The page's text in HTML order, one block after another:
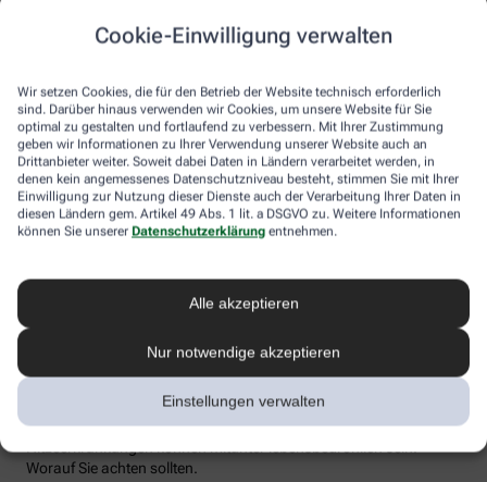
Cookie-Einwilligung verwalten
Wir setzen Cookies, die für den Betrieb der Website technisch erforderlich
sind. Darüber hinaus verwenden wir Cookies, um unsere Website für Sie
optimal zu gestalten und fortlaufend zu verbessern. Mit Ihrer Zustimmung
geben wir Informationen zu Ihrer Verwendung unserer Website auch an
Drittanbieter weiter. Soweit dabei Daten in Ländern verarbeitet werden, in
denen kein angemessenes Datenschutzniveau besteht, stimmen Sie mit Ihrer
Einwilligung zur Nutzung dieser Dienste auch der Verarbeitung Ihrer Daten in
diesen Ländern gem. Artikel 49 Abs. 1 lit. a DSGVO zu. Weitere Informationen
können Sie unserer Datenschutzerklärung entnehmen.
Alle akzeptieren
Nur notwendige akzeptieren
Einstellungen verwalten
Sommer nämlich oft doppelt so hoch wie bei moderaten
Temperaturen. Trinken wir zu wenig, sind Kopfschmerzen und
Weniger bekannt ist, dass ein Flüssigkeitsmangel auch anderen
Organen zusetzt. So kann Hitzestress auch ernsthaft die Nieren
schädigen – und zwar nachhaltig und auch bei gesunden
Menschen. Als Faustregel gilt: Zwei bis drei Liter täglich sollten es
sein. Die besten Durstlöscher: Mineralwasser, ungesüßte Kräuter-
und Früchtetees oder verdünnte Säfte. Auch wasserreiches Obst
und Gemüse wie Melonen, Gurken oder Tomaten kann
Nierenerkrankungen sollte man die Trinkmenge ärztlich
Sonnenstich, Hitzeerschöpfung und
Hitzschlag: Was ist das eigentlich?
Der lange Strandtag in der Sonne, der anstrengende Sport bei 30
Grad oder einfach nur die drückende Hitze in der Stadt:
Worauf Sie achten sollten.